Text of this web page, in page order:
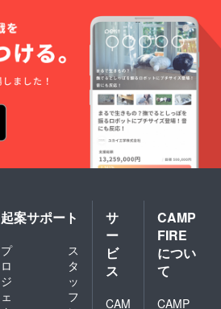
金等も
全て込
みの価
格で
す。
（会場
費は含
まれま
せ
※司会や
アトラ
クショ
ンドな
どの手
配も別
途実費
にて承
す。 ※
ご不明
３ヶ月
前まで
に一度
お問合
せくだ
さい。
※お料
理・飲
み物(ア
ル含
む)・
サービ
タッ
フ・お
料理や
飲み物
に関わ
る備品
一式、
金等も
す。 ※
この
コース
は、120
名～250
名様限
定。 ※
ご利用
は2022
末ま
で。コ
ロナの
よって
はご相
談承り
ます。
ご利
用予定
前まで
起案サポート
プ
ロ
ジ
ェ
ス
タ
ッ
フ
サ
ー
ビ
ス
CAM
CAMP
FIRE
につい
て
CAMP